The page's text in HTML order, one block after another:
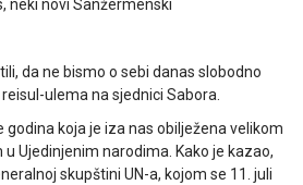
neki novi Sanžermenski
da ne bismo o sebi danas slobodno
ulema na sjednici Sabora.
godina koja je iza nas obilježena velikom
Ujedinjenim narodima. Kako je kazao,
skupštini UN-a, kojom se 11. juli